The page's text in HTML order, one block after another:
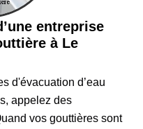
entreprise
à Le
d'évacuation d’eau
appelez des
vos gouttières sont